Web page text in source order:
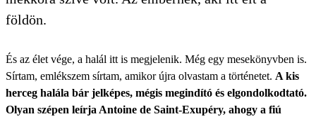
földön.
És az élet vége, a halál itt is megjelenik. Még egy mesekönyvben is.
Sírtam, emlékszem sírtam, amikor újra olvastam a történetet. A kis
herceg halála bár jelképes, mégis megindító és elgondolkodtató.
Olyan szépen leírja Antoine de Saint-Exupéry, ahogy a fiú